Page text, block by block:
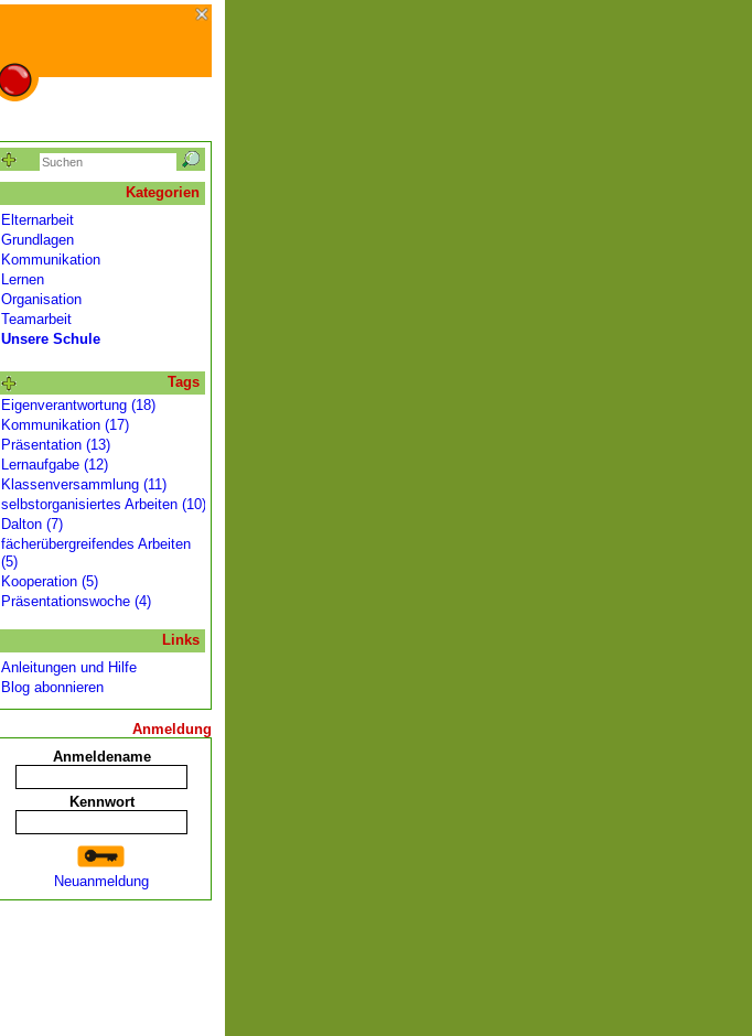
Kategorien
Elternarbeit
Grundlagen
Kommunikation
Lernen
Organisation
Teamarbeit
Unsere Schule
Tags
Eigenverantwortung (18)
Kommunikation (17)
Präsentation (13)
Lernaufgabe (12)
Klassenversammlung (11)
selbstorganisiertes Arbeiten (10)
Dalton (7)
fächerübergreifendes Arbeiten
(5)
Kooperation (5)
Präsentationswoche (4)
Links
Anleitungen und Hilfe
Blog abonnieren
Anmeldung
Anmeldename
Kennwort
Neuanmeldung